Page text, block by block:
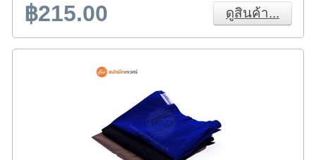
฿215.00 ดูสินค้า...